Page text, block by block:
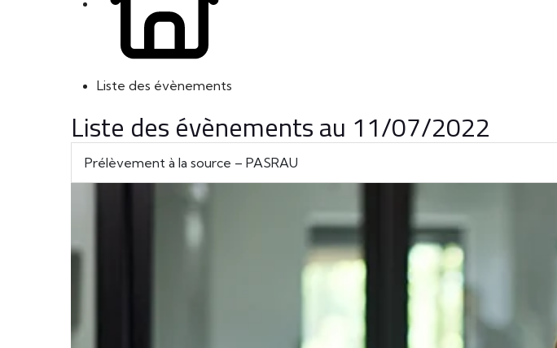
Liste des évènements
Liste des évènements au 11/07/2022
Prélèvement à la source – PASRAU